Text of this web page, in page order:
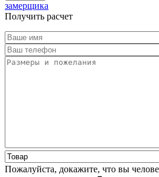
замерщика
Получить расчет
Пожалуйста, докажите, что вы